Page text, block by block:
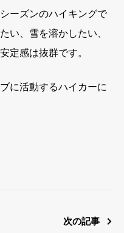
ーズンのハイキングで
い、雪を溶かしたい、
定感は抜群です。
に活動するハイカーに
次の記事